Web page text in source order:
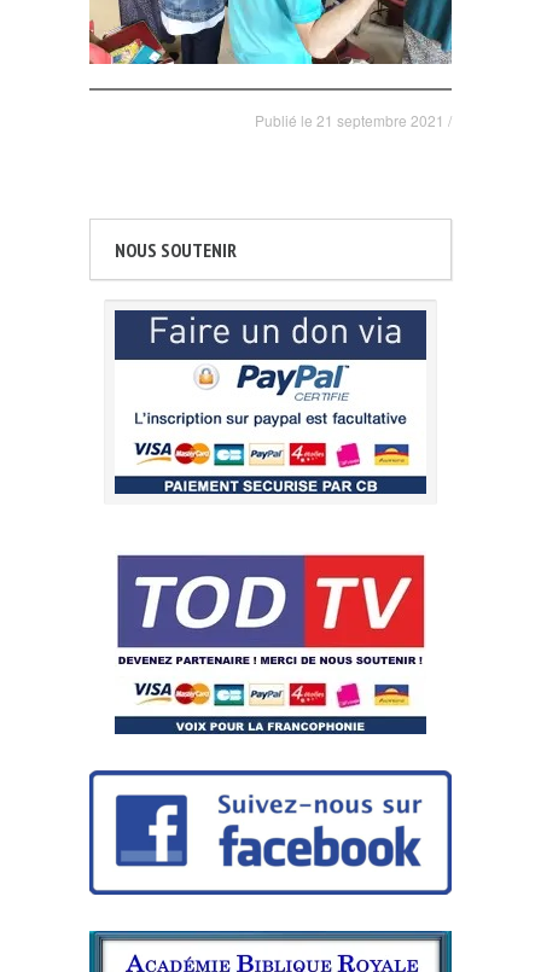
Publié le 21 septembre 2021 /
NOUS SOUTENIR